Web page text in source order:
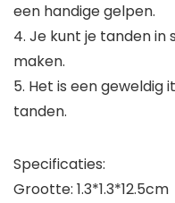
een handige gelpen.
4. Je kunt je tanden
maken.
5. Het is een
tanden.
Specificaties:
Grootte: 1.3*1.3*12.5cm